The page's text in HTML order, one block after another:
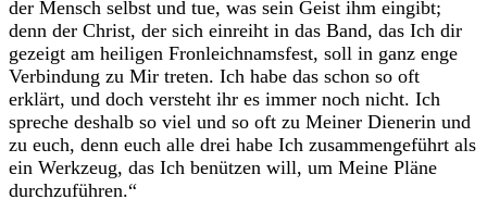
der Mensch selbst und tue, was sein Geist ihm eingibt;
denn der Christ, der sich einreiht in das Band, das Ich dir
gezeigt am heiligen Fronleichnamsfest, soll in ganz enge
Verbindung zu Mir treten. Ich habe das schon so oft
erklärt, und doch versteht ihr es immer noch nicht. Ich
spreche deshalb so viel und so oft zu Meiner Dienerin und
zu euch, denn euch alle drei habe Ich zusammengeführt als
ein Werkzeug, das Ich benützen will, um Meine Pläne
durchzuführen.“